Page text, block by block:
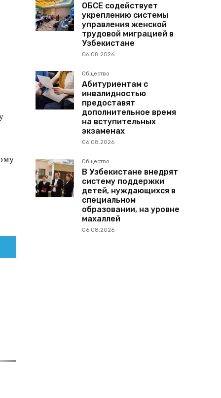
ОБСЕ содействует
укреплению системы
управления женской
трудовой миграцией в
Узбекистане
06.08.2026
Общество
Абитуриентам с
инвалидностью
предоставят
дополнительное время
на вступительных
экзаменах
06.08.2026
Общество
В Узбекистане внедрят
систему поддержки
детей, нуждающихся в
специальном
образовании, на уровне
махаллей
06.08.2026